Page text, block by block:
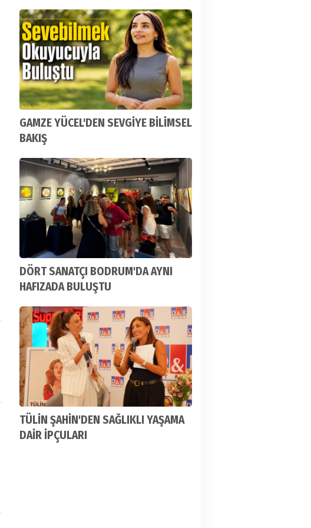
GAMZE YÜCEL'DEN SEVGİYE BİLİMSEL
BAKIŞ
DÖRT SANATÇI BODRUM'DA AYNI
HAFIZADA BULUŞTU
TÜLİN ŞAHİN'DEN SAĞLIKLI YAŞAMA
DAİR İPÇULARI